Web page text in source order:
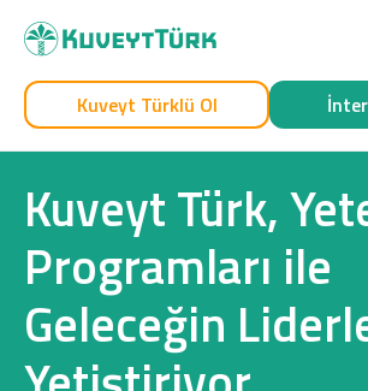
Kendim İçin
Kuveyt Türklü Ol
Kuveyt Türk,
Programları ile
Geleceğin